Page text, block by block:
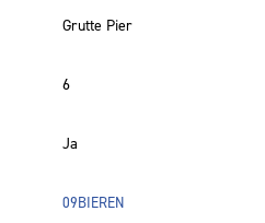
Grutte Pier
6
Ja
09BIEREN